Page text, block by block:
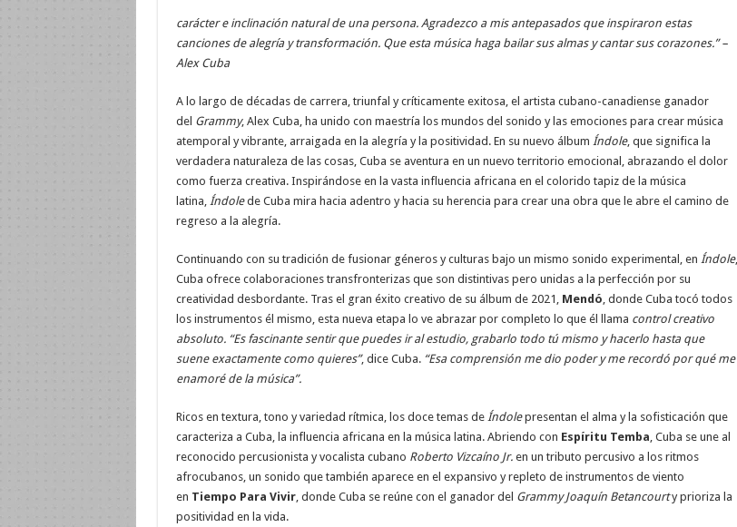
carácter e inclinación natural de una persona. Agradezco a mis antepasados que inspiraron estas
canciones de alegría y transformación. Que esta música haga bailar sus almas y cantar sus corazones.” –
Alex Cuba
A lo largo de décadas de carrera, triunfal y críticamente exitosa, el artista cubano-canadiense ganador
del Grammy, Alex Cuba, ha unido con maestría los mundos del sonido y las emociones para crear música
atemporal y vibrante, arraigada en la alegría y la positividad. En su nuevo álbum Índole, que significa la
verdadera naturaleza de las cosas, Cuba se aventura en un nuevo territorio emocional, abrazando el dolor
como fuerza creativa. Inspirándose en la vasta influencia africana en el colorido tapiz de la música
latina, Índolede Cuba mira hacia adentro y hacia su herencia para crear una obra que le abre el camino de
regreso a la alegría.
Continuando con su tradición de fusionar géneros y culturas bajo un mismo sonido experimental, en Índole,
Cuba ofrece colaboraciones transfronterizas que son distintivas pero unidas a la perfección por su
creatividad desbordante. Tras el gran éxito creativo de su álbum de 2021, Mendó , donde Cuba tocó todos
los instrumentos él mismo, esta nueva etapa lo ve abrazar por completo lo que él llama control creativo
absoluto. “Es fascinante sentir que puedes ir al estudio, grabarlo todo tú mismo y hacerlo hasta que
suene exactamente como quieres”, dice Cuba. “Esa comprensión me dio poder y me recordó por qué me
enamoré de la música”.
Ricos en textura, tono y variedad rítmica, los doce temas de Índolepresentan el alma y la sofisticación que
caracteriza a Cuba, la influencia africana en la música latina. Abriendo con Espíritu Temba , Cuba se une al
reconocido percusionista y vocalista cubano Roberto Vizcaíno Jr.en un tributo percusivo a los ritmos
afrocubanos, un sonido que también aparece en el expansivo y repleto de instrumentos de viento
en Tiempo Para Vivir, donde Cuba se reúne con el ganador del Grammy Joaquín Betancourty prioriza la
positividad en la vida.